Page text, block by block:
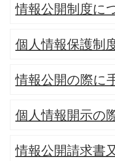
情報公開制度に
個人情報保護制
情報公開の際に
個人情報開示の
情報公開請求書